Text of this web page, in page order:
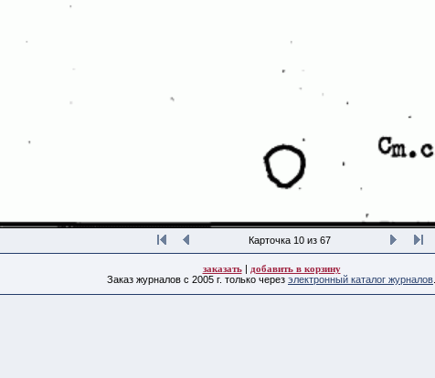
Карточка 10 из 67
заказать| добавить в корзину
Заказ журналов с 2005 г. только через электронный каталог журналов